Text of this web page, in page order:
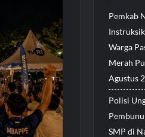
Pemkab
Warga
Merah
Agustus
Polisi
SMP di